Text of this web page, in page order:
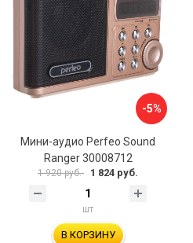
-5%
Мини-аудио Perfeo Sound
Ranger 30008712
1 920 руб. 1 824 руб.
шт
В КОРЗИНУ